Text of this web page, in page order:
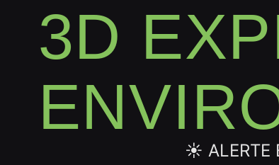
3D
☀️ ALERTE